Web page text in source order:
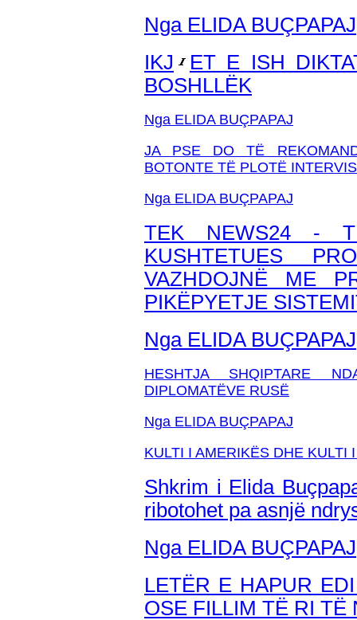
Nga ELIDA BUÇPAPAJ
IKJ
ET E ISH
BOSHLLËK
Nga ELIDA BUÇPAPAJ
JA PSE DO TË
BOTONTE TË PLOTË
Nga ELIDA BUÇPAPAJ
TEK NEWS24 -
KUSHTETUES
VAZHDOJNË ME
PIKËPYETJE
Nga ELIDA BUÇPAPAJ
HESHTJA SHQIPTARE
DIPLOMATËVE RUSË
Nga ELIDA BUÇPAPAJ
KULTI I AMERIKËS DHE KULTI
Shkrim i Elida
ribotohet pa asnjë
Nga ELIDA BUÇPAPAJ
LETËR E HAPUR
OSE FILLIM TË RI TË